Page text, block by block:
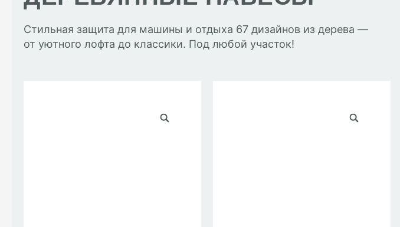
Стильная защита для машины и отдыха 67 дизайнов из дерева —
от уютного лофта до классики. Под любой участок!